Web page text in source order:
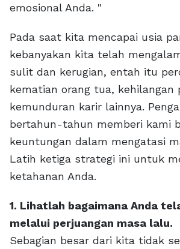
emosional Anda. "
Pada saat kita mencapai usia
kebanyakan kita telah
sulit dan kerugian, entah itu
kematian orang tua, kehilangan
kemunduran karir lainnya.
bertahun-tahun memberi kami
keuntungan dalam mengatasi
Latih ketiga strategi ini untuk
ketahanan Anda.
1. Lihatlah bagaimana Anda
melalui perjuangan masa lalu.
Sebagian besar dari kita tidak